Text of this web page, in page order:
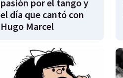
pasión por el tango y
el día que cantó con
Hugo Marcel